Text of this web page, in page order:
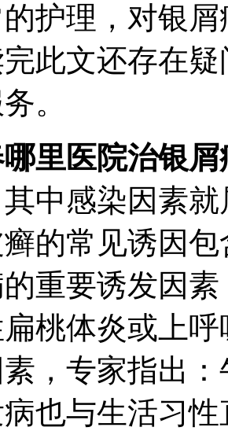
护理，对银
此文还存在
。
里医院治银
中感染因素
的常见诱因
重要诱发因
桃体炎或上
，专家指出
也与生活习